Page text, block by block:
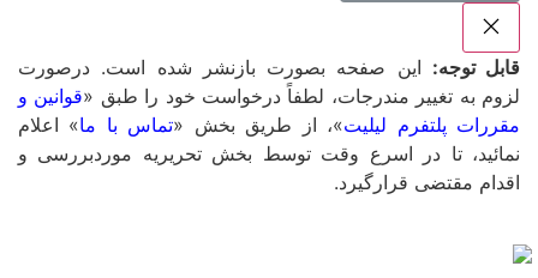
قابل توجه: این صفحه بصورت بازنشر شده است. درصورت
لزوم به تغییر مندرجات، لطفاً درخواست خود را طبق «قوانین و
مقررات پلتفرم لیلیت»، از طریق بخش «تماس با ما» اعلام
نمائید، تا در اسرع وقت توسط بخش تحریریه موردبررسی و
اقدام مقتضی قرارگیرد.